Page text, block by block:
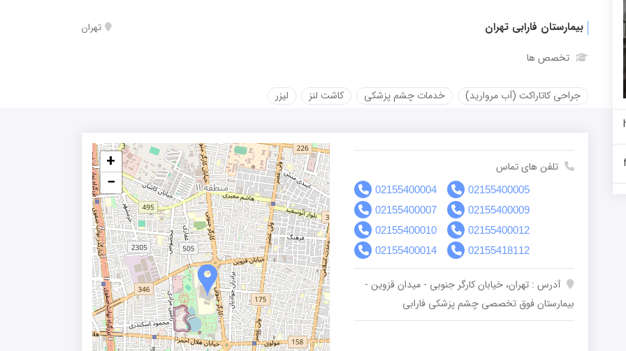
بیمارستان فارابی تهران تهران
تخصص ها
جراحی کاتاراکت (آب مروارید) خدمات چشم پزشکی کاشت لنز لیزر
تلفن های تماس
02155400004
02155400005
02155400007
02155400009
02155400010
02155400012
02155400014
02155418112
آدرس : تهران، خیابان کارگر جنوبی - میدان قزوین -
بیمارستان فوق تخصصی چشم پزشکی فارابی
+
−